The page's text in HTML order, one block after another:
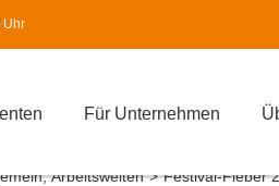
Uhr
Für Unternehmen
,Arbeitswelten > Festival-Fieber